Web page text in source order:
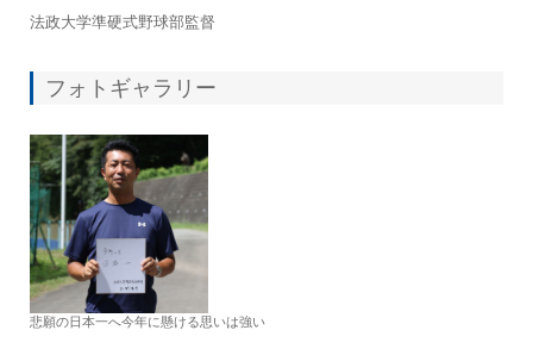
法政大学準硬式野球部監督
フォトギャラリー
悲願の日本一へ今年に懸ける思いは強い